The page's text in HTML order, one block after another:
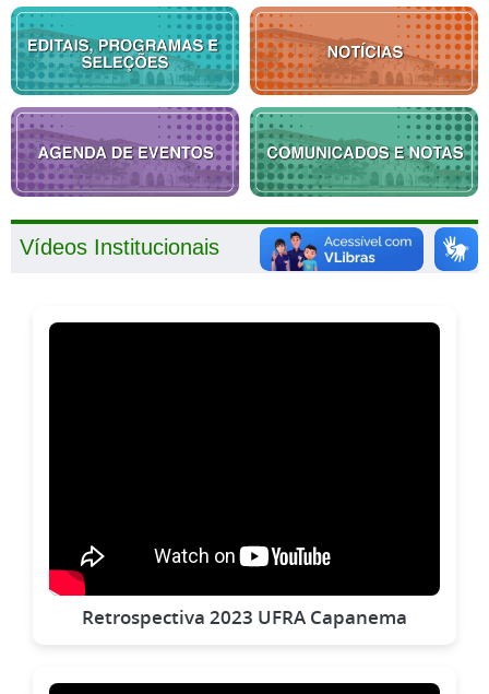
Vídeos Institucionais
Retrospectiva 2023 UFRA Capanema